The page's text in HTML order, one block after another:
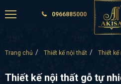
0966885000
Trang chủ Thiết kế nội thất Thiết
Thiết kế nội thất gỗ tự